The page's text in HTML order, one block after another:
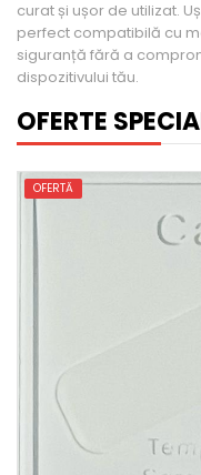
curat și ușor de utilizat.
perfect compatibilă cu
siguranță fără a
dispozitivului tău.
OFERTE
OFERTĂ